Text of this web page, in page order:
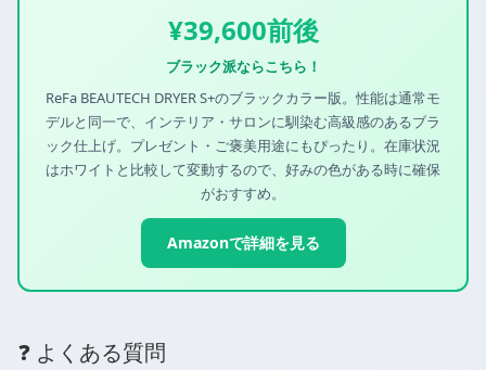
¥39,600前後
ブラック派ならこちら！
ReFa BEAUTECH DRYER S+のブラックカラー版。性能は通常モ
デルと同一で、インテリア・サロンに馴染む高級感のあるブラ
ック仕上げ。プレゼント・ご褒美用途にもぴったり。在庫状況
はホワイトと比較して変動するので、好みの色がある時に確保
がおすすめ。
Amazonで詳細を見る
❓ よくある質問